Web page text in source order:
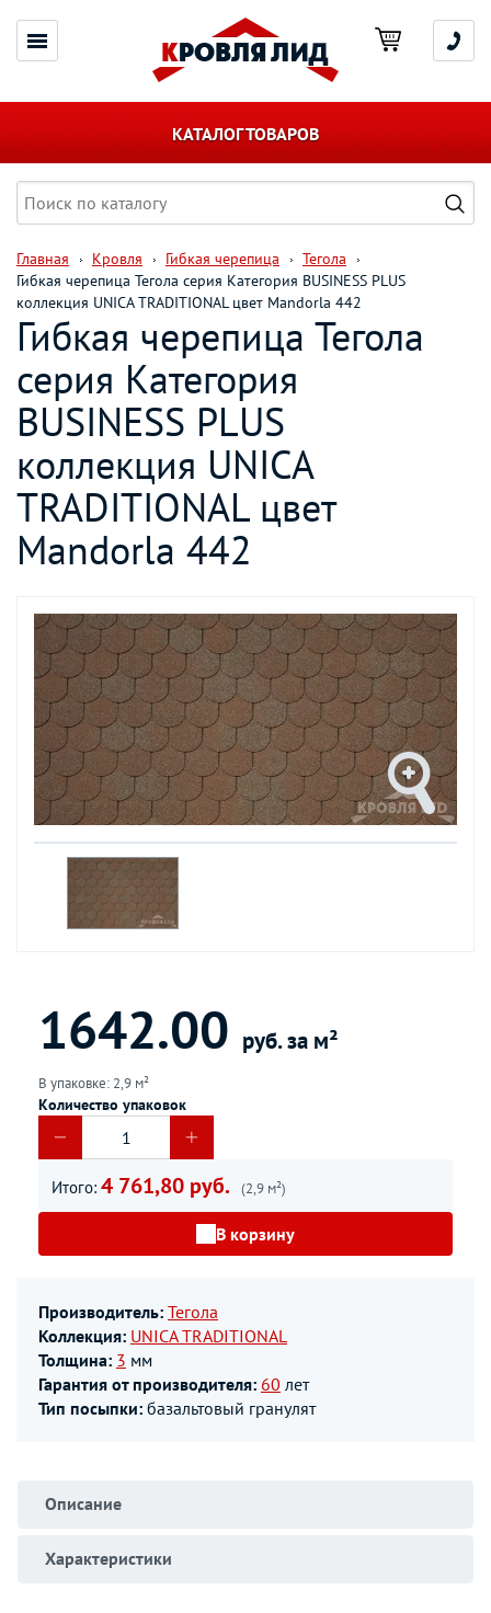
КАТАЛОГ ТОВАРОВ
Главная Кровля Гибкая черепица
Тегола
Гибкая черепица Тегола серия Категория BUSINESS PLUS
коллекция UNICA TRADITIONAL цвет Mandorla 442
Гибкая черепица Тегола
серия Категория
BUSINESS PLUS
коллекция UNICA
TRADITIONAL цвет
Mandorla 442
1642.00 руб. за м²
В упаковке: 2,9 м²
Количество упаковок
Итого: 4 761,80 руб. (2,9 м²)
В корзину
Производитель: Тегола
Коллекция: UNICA TRADITIONAL
Толщина: 3 мм
Гарантия от производителя: 60 лет
Тип посыпки: базальтовый гранулят
Описание
Характеристики